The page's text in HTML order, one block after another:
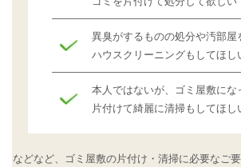
異臭がするものの処分や汚部屋
ハウスクリーニングもしてほし
本人ではないが、ゴミ屋敷にな
片付けて綺麗に清掃もしてほし
などなど、ゴミ屋敷の片付け・清掃に必要なご